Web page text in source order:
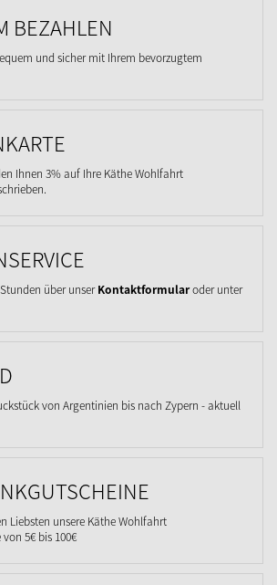
BEZAHLEN
und sicher mit Ihrem bevorzugtem
Ihnen 3% auf Ihre Käthe Wohlfahrt
über unserKontaktformularoder unter
von Argentinien bis nach Zypern - aktuell
Liebsten unsere Käthe Wohlfahrt
5€ bis 100€